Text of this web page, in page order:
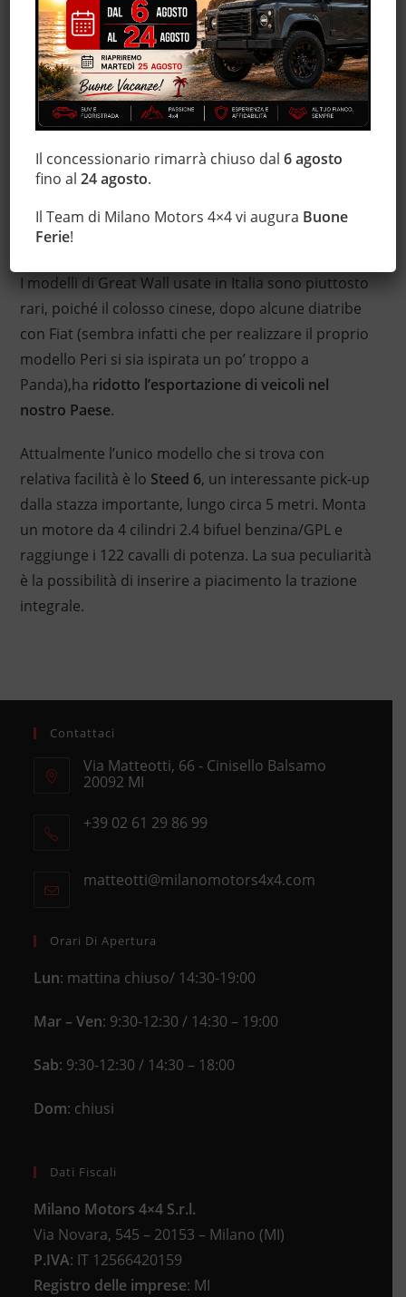
commerciare col nostro Paese per diversi anni.
Caratteristica interessante è la politica di
assemblaggio in locoadottata da Great Wall.
L’azienda ha diverse fabbriche sparse in tutto il
mondo e per incentivare il lavoro locale (evitando
al contempo di pagare dazi sull’importazione di
prodotti esteri), invia solamente la scocca alle
fabbriche satellite, che provvedono in autonomia
ad assemblare il resto del veicolo.
I modelli di Great Wall usate in Italia sono piuttosto
rari, poiché il colosso cinese, dopo alcune diatribe
con Fiat (sembra infatti che per realizzare il proprio
modello Peri si sia ispirata un po’ troppo a
Panda),ha ridotto l’esportazione di veicoli nel
nostro Paese.
Attualmente l’unico modello che si trova con
relativa facilità è lo Steed 6, un interessante pick-up
dalla stazza importante, lungo circa 5 metri. Monta
un motore da 4 cilindri 2.4 bifuel benzina/GPL e
raggiunge i 122 cavalli di potenza. La sua peculiarità
è la possibilità di inserire a piacimento la trazione
integrale.
Contattaci
Via Matteotti, 66 - Cinisello Balsamo
20092 MI
in
tab
+39 02 61 29 86 99
your
matteotti@milanomotors4x4.comOpens
Orari Di Apertura
Lun: mattina chiuso/ 14:30-19:00
Mar – Ven: 9:30-12:30 / 14:30 – 19:00
Sab: 9:30-12:30 / 14:30 – 18:00
Dom: chiusi
Dati Fiscali
Milano Motors 4×4 S.r.l.
Via Novara, 545 – 20153 – Milano (MI)
P.IVA: IT 12566420159
Registro delle imprese: MI
Il concessionario rimarrà chiuso dal6 agosto
fino al24 agosto.
Il Team di Milano Motors 4×4 vi augura Buone
Ferie!